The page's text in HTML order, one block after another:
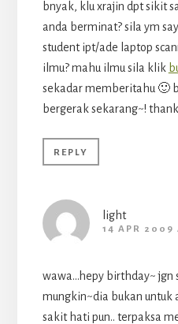
bnyak, klu xrajin dpt sikit
anda berminat? sila ym
student ipt/ade laptop
ilmu? mahu ilmu sila klik
sekadar memberitahu 🙂
bergerak sekarang~!
REPLY
light
14 APR 2009
wawa…hepy birthday~ jgn
mungkin~dia bukan untuk
sakit hati pun.. terpaksa